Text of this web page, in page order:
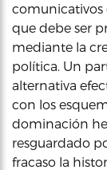
comunicativos
que debe ser
mediante la
política. Un
alternativa
con los
dominación
resguardado
fracaso la